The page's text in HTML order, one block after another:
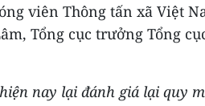
viên Thông tấn xã Việt
Tổng cục trưởng Tổng
nay lại đánh giá lại quy